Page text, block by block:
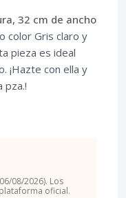
32 cm de ancho
color Gris claro y
pieza es ideal
¡Hazte con ella y
pza.!
08/2026). Los
oficial.